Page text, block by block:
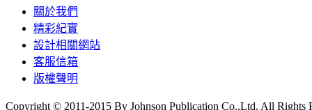
關於我們
精彩紀實
設計相關網站
客服信箱
版權聲明
Copyright © 2011-2015 By Johnson Publication Co.,Ltd. All Rights